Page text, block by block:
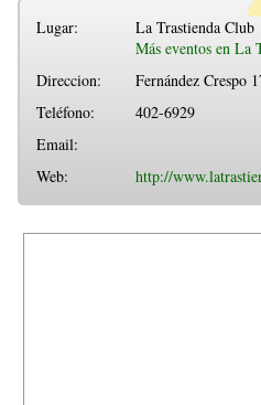
Lugar:
La Trastienda Club
Más eventos en La
Direccion:
Fernández Crespo
Teléfono:
402-6929
Email:
Web:
http://